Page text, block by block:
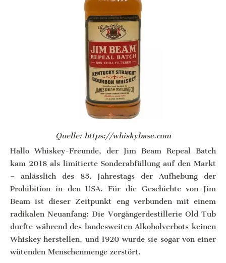
Quelle: https://whiskybase.com
Hallo Whiskey-Freunde, der Jim Beam Repeal Batch
kam 2018 als limitierte Sonderabfüllung auf den Markt
– anlässlich des 85. Jahrestags der Aufhebung der
Prohibition in den USA. Für die Geschichte von Jim
Beam ist dieser Zeitpunkt eng verbunden mit einem
radikalen Neuanfang: Die Vorgängerdestillerie Old Tub
durfte während des landesweiten Alkoholverbots keinen
Whiskey herstellen, und 1920 wurde sie sogar von einer
wütenden Menschenmenge zerstört.